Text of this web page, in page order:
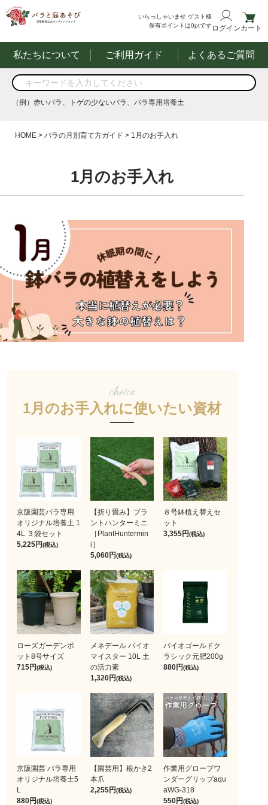
いらっしゃいませ ゲスト様
保有ポイントは0ptですログインカート
私たちについて ご利用ガイド よくあるご質問
商品を検索
（例）赤いバラ、トゲの少ないバラ、バラ専用培養土
HOME バラの月別育て方ガイド 1月のお手入れ
1月のお手入れ
choice
1月のお手入れに使いたい資材
京阪園芸バラ専用
オリジナル培養土 1
4L ３袋セット
5,225
(税込)
【折り畳み】プラ
ントハンターミニ
［PlantHuntermin
i］
5,060
(税込)
８号鉢植え替えセ
ット
3,355
(税込)
ローズガーデンポ
ット8号サイズ
715
(税込)
メネデール バイオ
マイスター 10L 土
の活力素
1,320
(税込)
バイオゴールドク
ラシック元肥200g
880
(税込)
京阪園芸 バラ専用
オリジナル培養土5
L
880
(税込)
【園芸用】根かき2
本爪
2,255
(税込)
作業用グローブワ
ンダーグリップaqu
aWG-318
550
(税込)